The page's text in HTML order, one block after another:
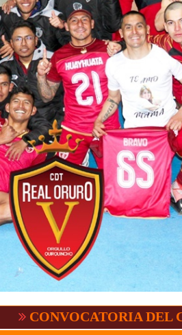
DEL C.P.D.O.